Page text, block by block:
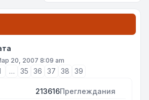
20, 2007 8:09 am
… 35 36 37 38 39
213616Преглеждания